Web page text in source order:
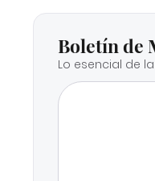
Boletín de
Lo esencial de